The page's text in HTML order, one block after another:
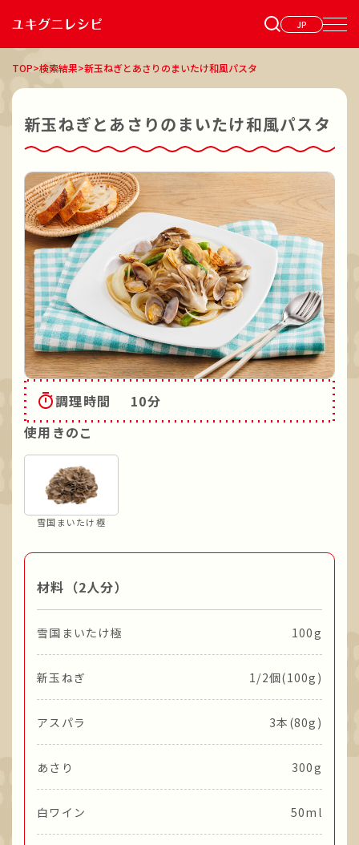
JP
TOP>検索結果>新玉ねぎとあさりのまいたけ和風パスタ
新玉ねぎとあさりのまいたけ和風パスタ
調理時間
10分
使用きのこ
雪国まいたけ極
材料（2人分）
雪国まいたけ極 100g
新玉ねぎ 1/2個(100g)
アスパラ 3本(80g)
あさり 300g
白ワイン 50ml